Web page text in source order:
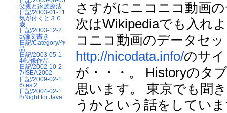
父親と家族療法
日記/2003-01-11
気が付くと３０
歳
日記/2003-12-2
5/論文書き
日記/Category/作
品
日記/2003-05-1
4/映像作品
日記/2002-10-2
7/ISEA2002
日記/2009-02-1
6/test2
日記/2004-02-1
8/Night for Java
さすがにニコニコ動画
次はWikipediaでも入れ
コニコ動画のデータセ
http://nicodata.info/のサ
が・・・。 Historyのタ
思います。 東京でも聞
うかという話をしてい